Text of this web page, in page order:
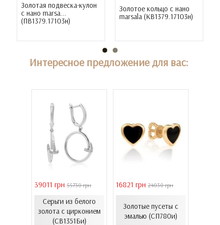
Золотая подвеска-кулон
с нано marsa...
(ПВ1379.17103н)
Золотое кольцо с нано
marsala (КВ1379.17103н)
Интересное предложение для вас:
39011 грн 55730 грн
Серьги из белого
золота с цирконием
(СВ1351Би)
16821 грн 24030 грн
Золотые пусеты с
эмалью (СП780и)